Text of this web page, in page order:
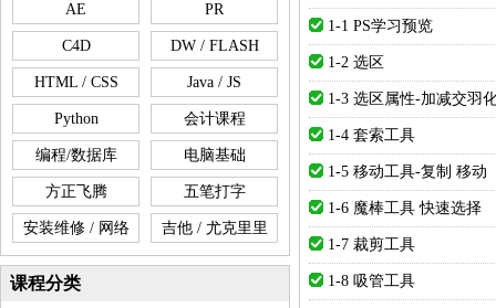
AE PR
C4D DW / FLASH
HTML / CSS Java / JS
Python 会计课程
编程/数据库 电脑基础
方正飞腾 五笔打字
安装维修 / 网络 吉他 / 尤克里里
课程分类
1-1 PS学习预览
1-2 选区
1-3 选区属性-加减交羽
1-4 套索工具
1-5 移动工具-复制 移动
1-6 魔棒工具 快速选择
1-7 裁剪工具
1-8 吸管工具